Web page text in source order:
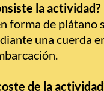
la actividad?
forma de plátano
una cuerda
de la